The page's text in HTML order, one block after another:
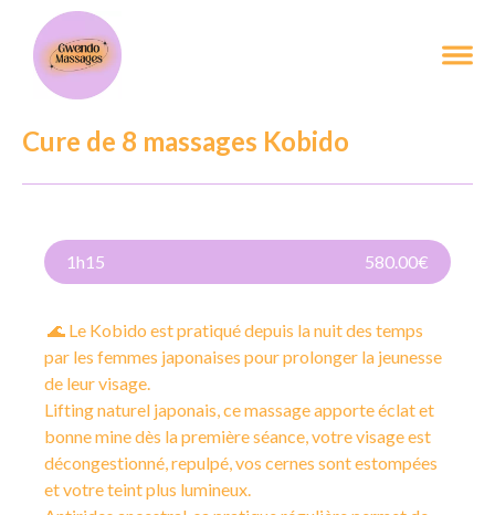
Cure de 8 massages Kobido
1h15 580.00€
🌊 Le Kobido est pratiqué depuis la nuit des temps
par les femmes japonaises pour prolonger la jeunesse
de leur visage.
Lifting naturel japonais, ce massage apporte éclat et
bonne mine dès la première séance, votre visage est
décongestionné, repulpé, vos cernes sont estompées
et votre teint plus lumineux.